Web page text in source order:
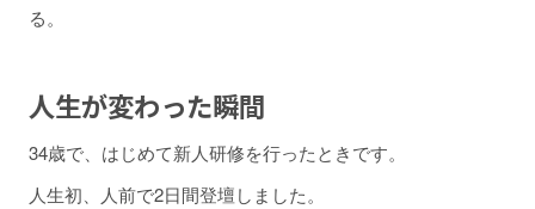
る。
人生が変わった瞬間
34歳で、はじめて新人研修を行ったときです。
人生初、人前で2日間登壇しました。